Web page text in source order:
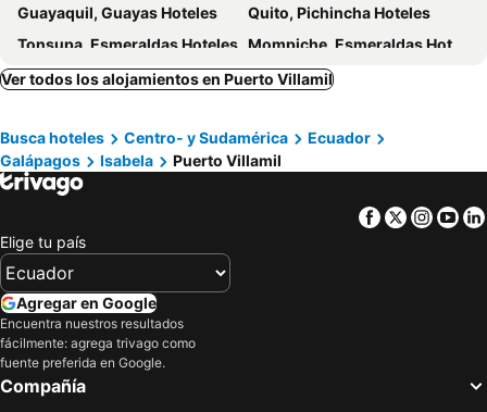
Mi Playa Beach Front Isabela
Sky Blue Guest House
Guayaquil, Guayas Hoteles
Quito, Pichincha Hoteles
Tonsupa, Esmeraldas Hoteles Mompiche, Esmeraldas Hoteles
Manta, Manabí Hoteles
Ver todos los alojamientos en Puerto Villamil
Busca hoteles Centro- y Sudamérica
Ecuador
Galápagos
Isabela Puerto Villamil
Facebook
Twitter
Elige tu país
Agregar en Google
Encuentra nuestros resultados
fácilmente: agrega trivago como
fuente preferida en Google.
Compañía